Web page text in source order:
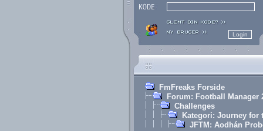
FmFreaks Forside
Forum: Football Manager
Challenges
Kategori: Journey for
JFTM: Aodhán